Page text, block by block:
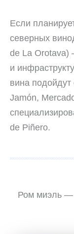
Если
северных
de La Orotava)
и
вина
Jamón,
de Piñero.
Ром миэль —